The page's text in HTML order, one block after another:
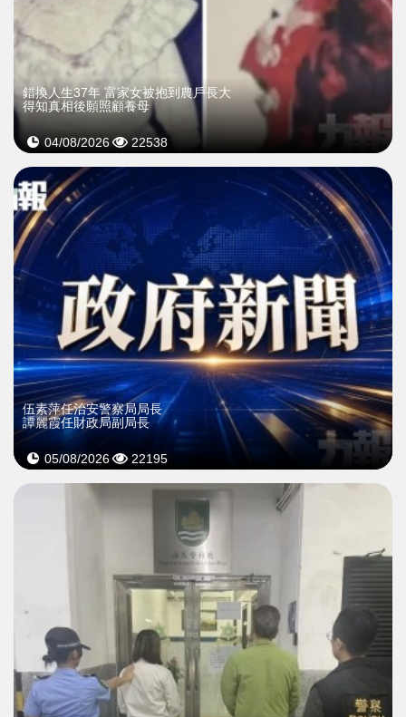
錯換人生37年 富家女被抱到農戶長大
得知真相後願照顧養母
04/08/2026 22538
伍素萍任治安警察局局長
譚麗霞任財政局副局長
05/08/2026 22195